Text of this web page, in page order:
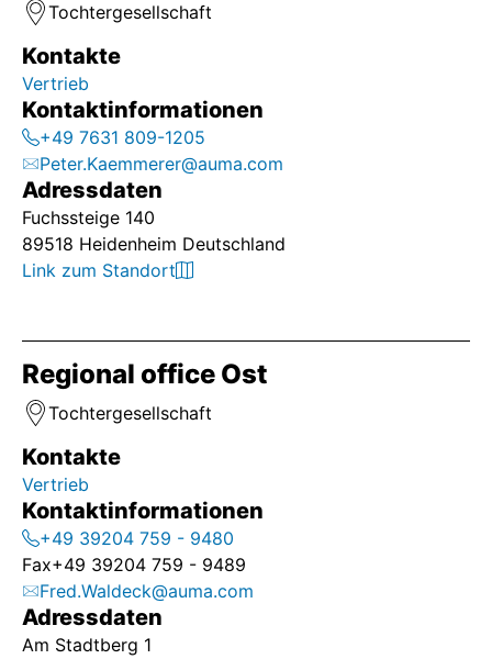
Tochtergesellschaft
Kontakte
Vertrieb
Kontaktinformationen
+49 7631 809-1205
Peter.Kaemmerer@auma.com
Adressdaten
Fuchssteige 140
89518 Heidenheim Deutschland
Link zum Standort
Regional office Ost
Tochtergesellschaft
Kontakte
Vertrieb
Kontaktinformationen
+49 39204 759 - 9480
Fax+49 39204 759 - 9489
Fred.Waldeck@auma.com
Adressdaten
Am Stadtberg 1